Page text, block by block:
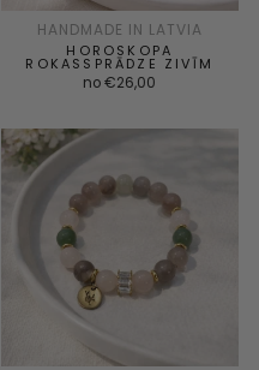
HANDMADE IN LATVIA
HOROSKOPA
ROKASSPRĀDZE ZIVĪM
no €26,00